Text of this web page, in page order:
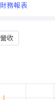
財務報表
收